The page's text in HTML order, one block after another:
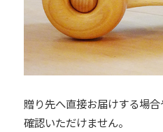
贈り先へ直接お届けする場
確認いただけません。